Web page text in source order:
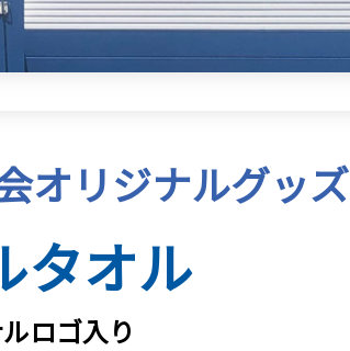
オリジナルグッズ
タオル
ロゴ入り